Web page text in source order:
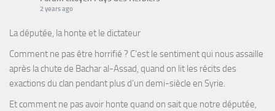
2 years ago
La députée, la honte et le dictateur
Comment ne pas être horrifié ? C’est le sentiment qui nous assaille
après la chute de Bachar al-Assad, quand on lit les récits des
exactions du clan pendant plus d’un demi-siècle en Syrie.
Et comment ne pas avoir honte quand on sait que notre députée,